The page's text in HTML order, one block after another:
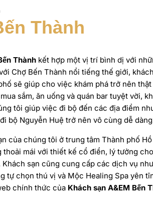
Thành
Thành kết hợp một vị trí bình dị với
Chợ Bến Thành nổi tiếng thế giới,
sẽ giúp cho việc khám phá trở nên
sắm, ăn uống và quán bar tuyệt vời,
tôi giúp việc đi bộ đến các địa điểm
bộ Nguyễn Huệ trở nên vô cùng dễ
của chúng tôi ở trung tâm Thành phố
thoải mái với thiết kế cổ điển, lý tưởng
Khách sạn cũng cung cấp các dịch vụ
tự chọn thú vị và Mộc Healing Spa yên
chính thức của Khách sạn A&EM Bến